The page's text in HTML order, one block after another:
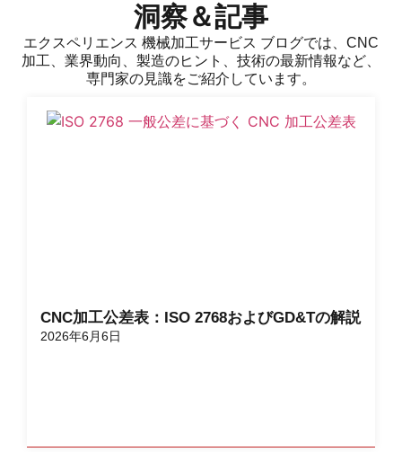
洞察＆記事
エクスペリエンス 機械加工サービス ブログでは、CNC
加工、業界動向、製造のヒント、技術の最新情報など、
専門家の見識をご紹介しています。
CNC加工公差表：ISO 2768およびGD&Tの解説
2026年6月6日